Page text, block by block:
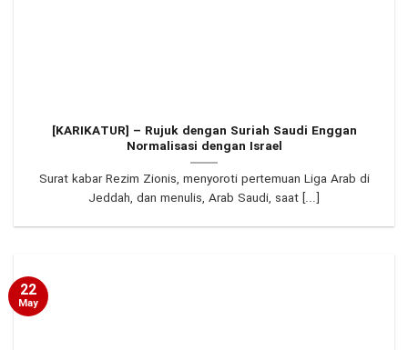
[KARIKATUR] – Rujuk dengan Suriah Saudi Enggan
Normalisasi dengan Israel
Surat kabar Rezim Zionis, menyoroti pertemuan Liga Arab di
Jeddah, dan menulis, Arab Saudi, saat [...]
22
May